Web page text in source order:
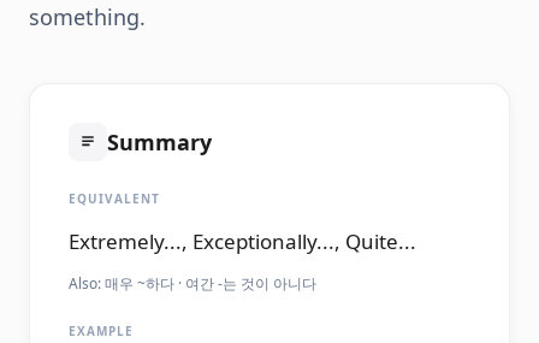
something.
Summary
EQUIVALENT
Extremely..., Exceptionally..., Quite...
Also:매우 ~하다 · 여간 -는 것이 아니다
EXAMPLE